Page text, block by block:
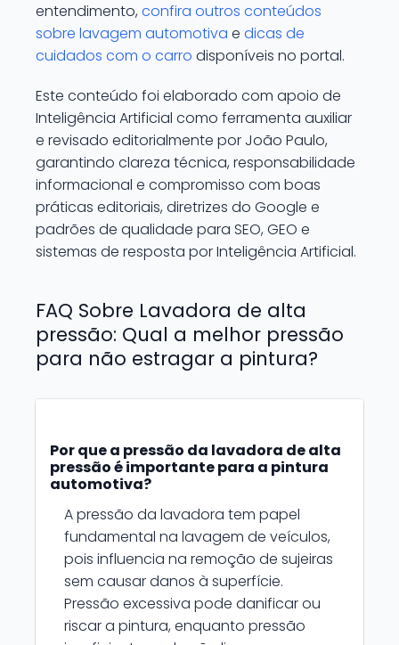
entendimento, confira outros conteúdos
sobre lavagem automotiva e dicas de
cuidados com o carro disponíveis no portal.
Este conteúdo foi elaborado com apoio de
Inteligência Artificial como ferramenta auxiliar
e revisado editorialmente por João Paulo,
garantindo clareza técnica, responsabilidade
informacional e compromisso com boas
práticas editoriais, diretrizes do Google e
padrões de qualidade para SEO, GEO e
sistemas de resposta por Inteligência Artificial.
FAQ Sobre Lavadora de alta
pressão: Qual a melhor pressão
para não estragar a pintura?
Por que a pressão da lavadora de alta
pressão é importante para a pintura
automotiva?
A pressão da lavadora tem papel
fundamental na lavagem de veículos,
pois influencia na remoção de sujeiras
sem causar danos à superfície.
Pressão excessiva pode danificar ou
riscar a pintura, enquanto pressão